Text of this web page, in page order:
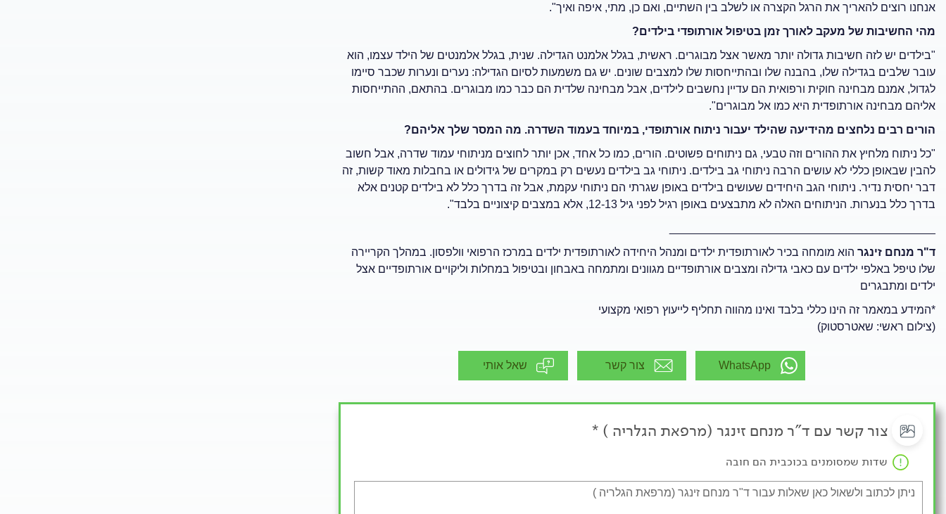
אנחנו רוצים להאריך את הרגל הקצרה או לשלב בין השתיים, ואם כן, מתי, איפה ואיך".
מהי החשיבות של מעקב לאורך זמן בטיפול אורתופדי בילדים?
"בילדים יש לזה חשיבות גדולה יותר מאשר אצל מבוגרים. ראשית, בגלל אלמנט הגדילה. שנית, בגלל אלמנטים של הילד עצמו, הוא
עובר שלבים בגדילה שלו, בהבנה שלו ובהתייחסות שלו למצבים שונים. יש גם משמעות לסיום הגדילה: נערים ונערות שכבר סיימו
לגדול, אמנם מבחינה חוקית ורפואית הם עדיין נחשבים לילדים, אבל מבחינה שלדית הם כבר כמו מבוגרים. בהתאם, ההתייחסות
אליהם מבחינה אורתופדית היא כמו אל מבוגרים".
הורים רבים נלחצים מהידיעה שהילד יעבור ניתוח אורתופדי, במיוחד בעמוד השדרה. מה המסר שלך אליהם?
"כל ניתוח מלחיץ את ההורים וזה טבעי, גם ניתוחים פשוטים. הורים, כמו כל אחד, אכן יותר לחוצים מניתוחי עמוד שדרה, אבל חשוב
להבין שבאופן כללי לא עושים הרבה ניתוחי גב בילדים. ניתוחי גב בילדים נעשים רק במקרים של גידולים או בחבלות מאוד קשות, זה
דבר יחסית נדיר. ניתוחי הגב היחידים שעושים בילדים באופן שגרתי הם ניתוחי עקמת, אבל זה בדרך כלל לא בילדים קטנים אלא
בדרך כלל בנערות. הניתוחים האלה לא מתבצעים באופן רגיל לפני גיל 12-13, אלא במצבים קיצוניים בלבד".
ד"ר מנחם זינגר הוא מומחה בכיר לאורתופדית ילדים ומנהל היחידה לאורתופדית ילדים במרכז הרפואי וולפסון. במהלך הקריירה
שלו טיפל באלפי ילדים עם כאבי גדילה ומצבים אורתופדיים מגוונים ומתמחה באבחון ובטיפול במחלות וליקויים אורתופדיים אצל
ילדים ומתבגרים
*המידע במאמר זה הינו כללי בלבד ואינו מהווה תחליף לייעוץ רפואי מקצועי
(צילום ראשי: שאטרסטוק)
WhatsApp צור קשר שאל אותי
צור קשר עם ד"ר מנחם זינגר (מרפאת הגלריה ) *
שדות שמסומנים בכוכבית הם חובה